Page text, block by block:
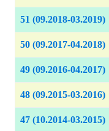
51 (09.2018-03.2019)
50 (09.2017-04.2018)
49 (09.2016-04.2017)
48 (09.2015-03.2016)
47 (10.2014-03.2015)